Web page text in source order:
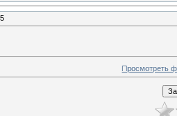
Просмотреть